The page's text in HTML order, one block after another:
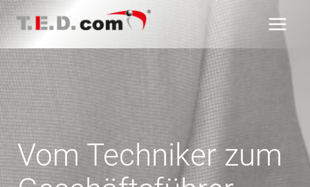
Zum
Inhalt
springen
Vom Techniker zum